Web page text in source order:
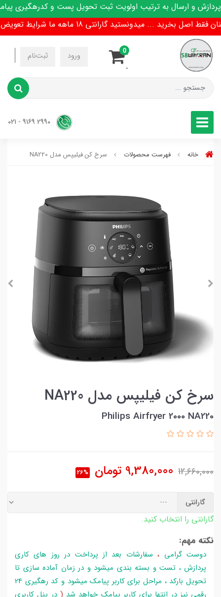
و ارسال به ترتیب اولویت ثبت تحویل پست و کدرهگیری پیامک
بخرید ... میدونستید گارانتی 18 ماهه ما شرایط تعویض هم داره !
ورود ثبت‌نام
-
-
0
خانه فهرست محصولات سرخ کن فیلیپس مدل NA220
سرخ کن فیلیپس مدل NA220
Philips Airfryer 2000 NA220
12,660,000
9,380,000 تومان 26%
گارانتی
گارانتی را انتخاب کنید.
نکته مهم:
دوست گرامی ،سفارشات بعد از پرداخت در روز های کاری
پردازش ، تست و بسته بندی میشود و در زمان آماده سازی تا
تحویل بارکد ، مراحل برای کاربر پیامک میشود و کد رهگیری 24
رقمی نیز در انتها برای کاربر پیامک خواهد شد ( در پنل کاربری